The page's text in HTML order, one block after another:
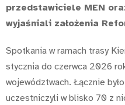
przedstawiciele MEN
wyjaśniali założenia
Spotkania w ramach trasy
stycznia do czerwca 2026
województwach. Łącznie
uczestniczyli w blisko 70 z